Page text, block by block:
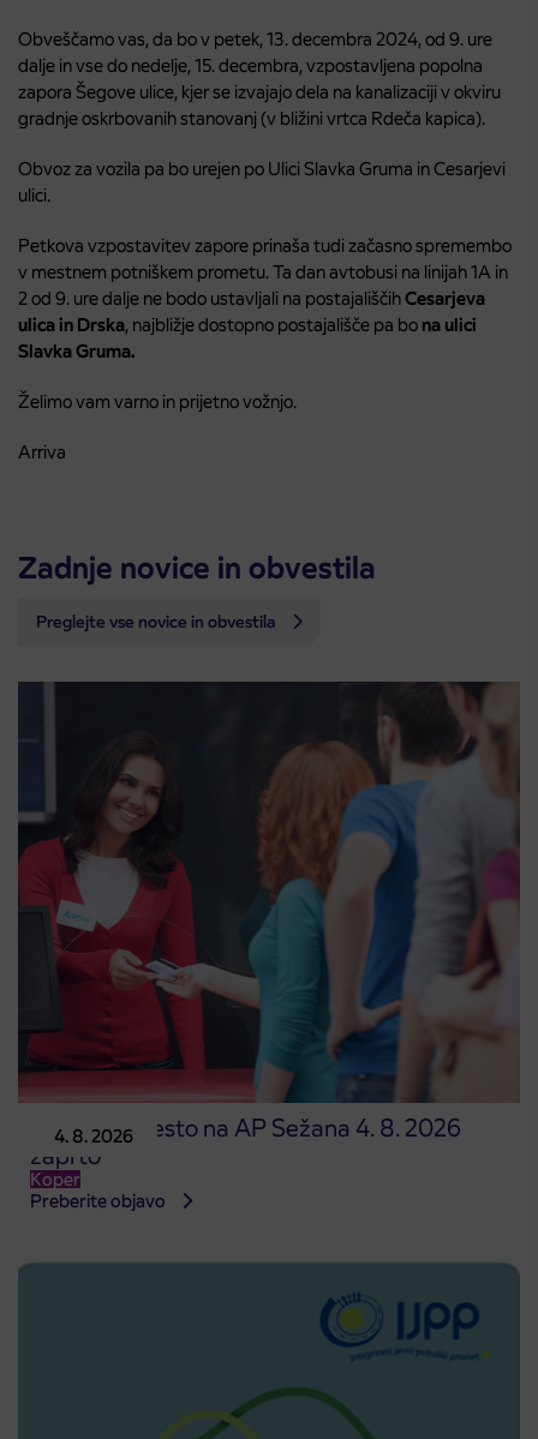
Obveščamo vas, da bo v petek, 13. decembra 2024, od 9. ure
dalje in vse do nedelje, 15. decembra, vzpostavljena popolna
zapora Šegove ulice, kjer se izvajajo dela na kanalizaciji v okviru
gradnje oskrbovanih stanovanj (v bližini vrtca Rdeča kapica).
Obvoz za vozila pa bo urejen po Ulici Slavka Gruma in Cesarjevi
ulici.
Petkova vzpostavitev zapore prinaša tudi začasno spremembo
v mestnem potniškem prometu. Ta dan avtobusi na linijah 1A in
2 od 9. ure dalje ne bodo ustavljali na postajališčihCesarjeva
ulica in Drska, najbližje dostopno postajališče pa bo na ulici
Slavka Gruma.
Želimo vam varno in prijetno vožnjo.
Arriva
Zadnje novice in obvestila
Preglejte vse novice in obvestila
4. 8. 2026
Prodajno mesto na AP Sežana 4. 8. 2026
zaprto
Koper
Preberite objavo